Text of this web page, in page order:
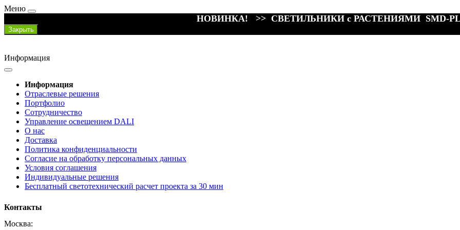
Меню
НОВИНКА! >> СВЕТИЛЬНИКИ с РАСТЕНИЯМИ SMD-
Закрыть
Информация
Информация
Отраслевые решения
Портфолио
Сотрудничество
Управление освещением DALI
О нас
Доставка
Политика конфиденциальности
Согласие на обработку персональных данных
Условия соглашения
Индивидуальные решения
Бесплатный светотехнический расчет проекта за 30 мин
Контакты
Москва: